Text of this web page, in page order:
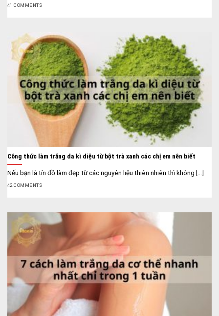
41 COMMENTS
Công thức làm trắng da kì diệu từ bột trà xanh các chị em nên biết
Nếu bạn là tín đồ làm đẹp từ các nguyên liệu thiên nhiên thì không [...]
42 COMMENTS